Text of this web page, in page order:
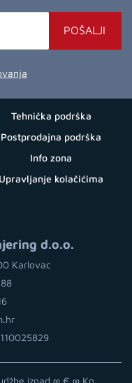
POŠALJI
Tehnička podrška
Postprodajna podrška
Info zona
Upravljanje kolačićima
d.o.o.
Karlovac
iznad ∞ € ∞ Kn